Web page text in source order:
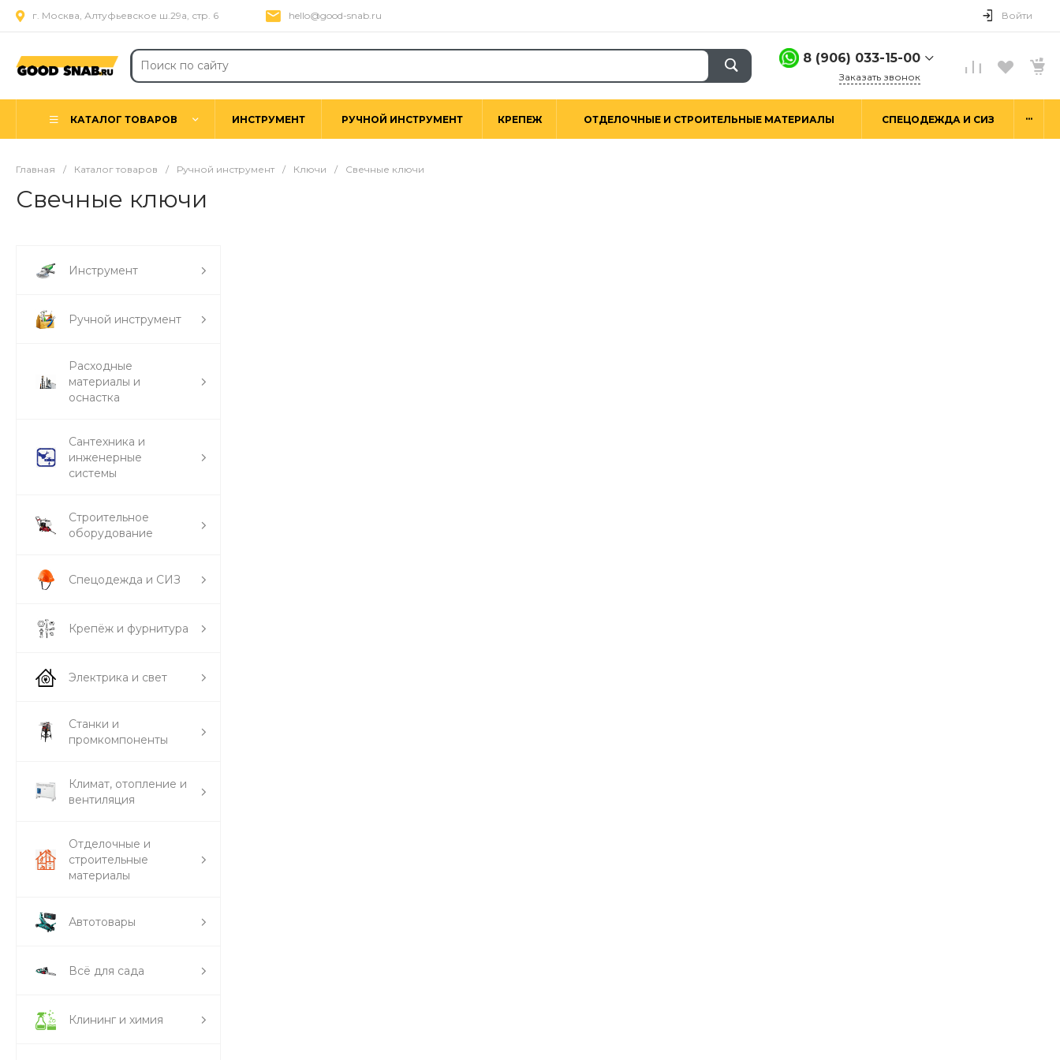
г. Москва, Алтуфьевское ш.29а, стр. 6 hello@good-snab.ru Войти
8 (906) 033-15-00
г. Москва,
Заказать звонок
КАТАЛОГ ТОВАРОВ ИНСТРУМЕНТ РУЧНОЙ ИНСТРУМЕНТ КРЕПЕЖ ОТДЕЛОЧНЫЕ И СТРОИТЕЛЬНЫЕ МАТЕРИАЛЫ СПЕЦОДЕЖДА И СИЗ ...
Главная / Каталог товаров / Ручной инструмент / Ключи / Свечные ключи
Свечные ключи
Инструмент
Ручной инструмент
Расходные
материалы и
оснастка
Сантехника и
инженерные
системы
Строительное
оборудование
Спецодежда и СИЗ
Крепёж и фурнитура
Электрика и свет
Станки и
промкомпоненты
Климат, отопление и
вентиляция
Отделочные и
строительные
материалы
Автотовары
Всё для сада
Клининг и химия